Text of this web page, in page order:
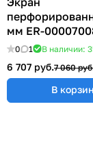
мм ER-
0 1 В наличии:
6 707 руб.7 060
В